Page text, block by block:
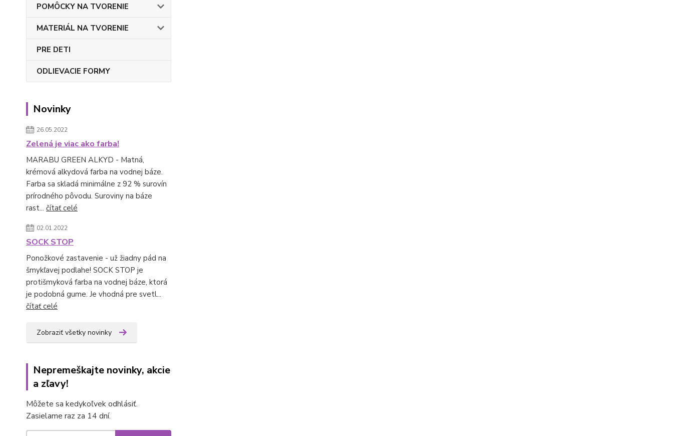
POMÔCKY NA TVORENIE
MATERIÁL NA TVORENIE
PRE DETI
ODLIEVACIE FORMY
Novinky
26.05.2022
Zelená je viac ako farba!
MARABU GREEN ALKYD - Matná,
krémová alkydová farba na vodnej báze.
Farba sa skladá minimálne z 92 % surovín
prírodného pôvodu. Suroviny na báze
rast... čítať celé
02.01.2022
SOCK STOP
Ponožkové zastavenie - už žiadny pád na
šmykľavej podlahe! SOCK STOP je
protišmyková farba na vodnej báze, ktorá
je podobná gume. Je vhodná pre svetl...
čítať celé
Zobraziť všetky novinky
Nepremeškajte novinky, akcie
a zľavy!
Môžete sa kedykoľvek odhlásiť.
Zasielame raz za 14 dní.